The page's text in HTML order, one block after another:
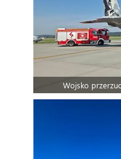
Wojsko